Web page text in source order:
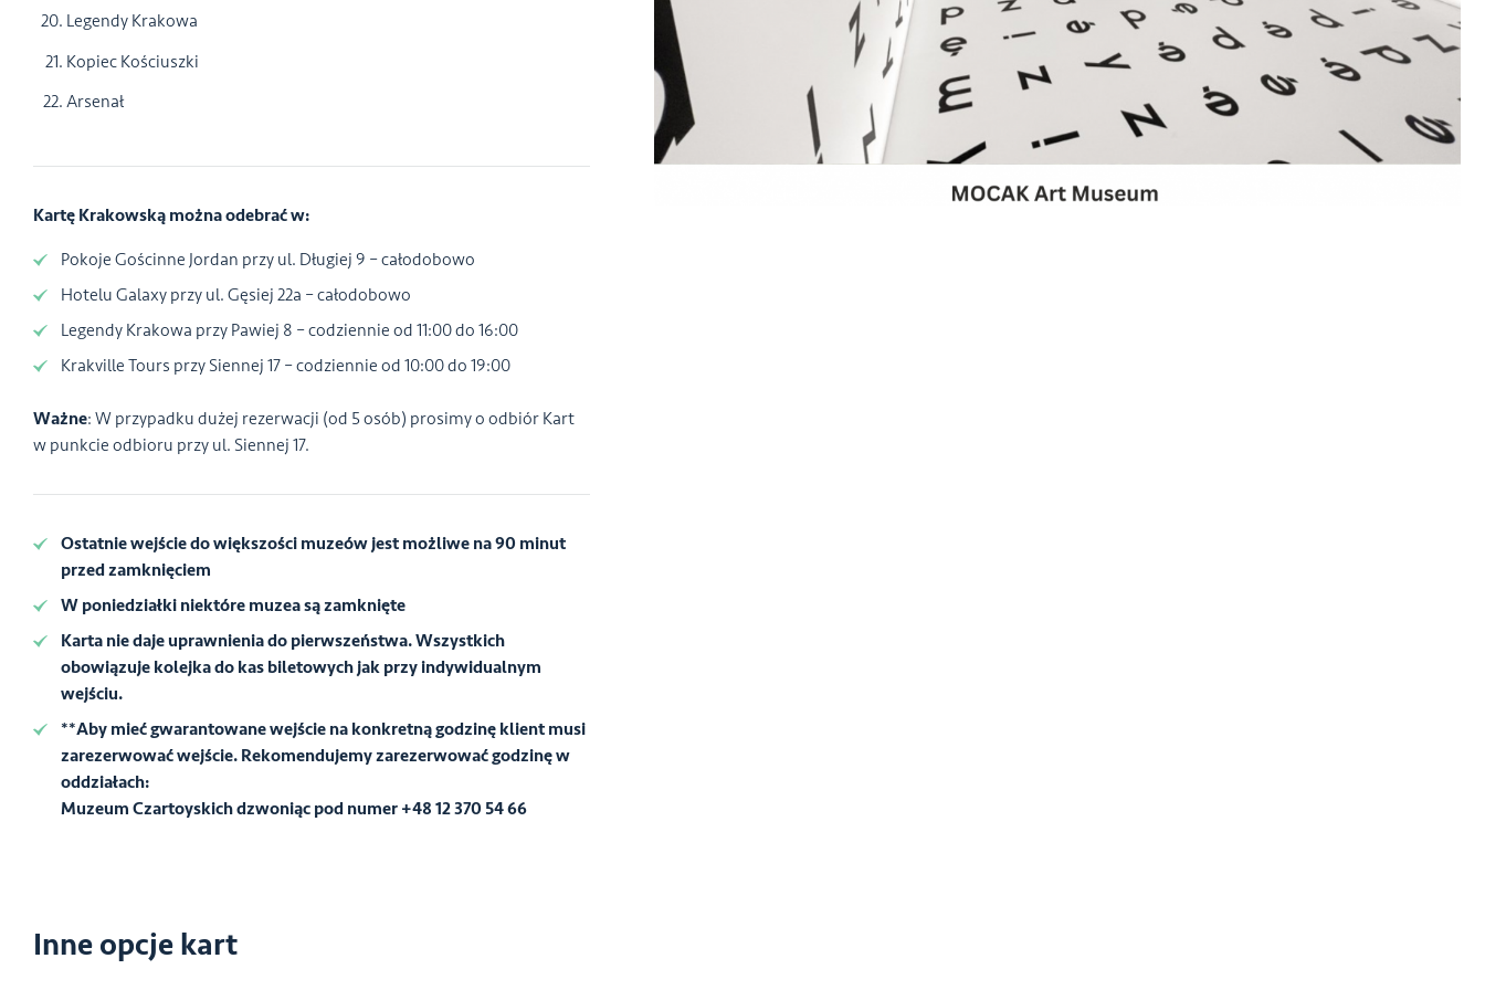
Legendy Krakowa
Kopiec Kościuszki
Arsenał
Kartę Krakowską można odebrać w:
Pokoje Gościnne Jordan przy ul. Długiej 9 – całodobowo
Hotelu Galaxy przy ul. Gęsiej 22a – całodobowo
Legendy Krakowa przy Pawiej 8 – codziennie od 11:00 do 16:00
Krakville Tours przy Siennej 17 – codziennie od 10:00 do 19:00
Ważne: W przypadku dużej rezerwacji (od 5 osób) prosimy o odbiór Kart
w punkcie odbioru przy ul. Siennej 17.
Ostatnie wejście do większości muzeów jest możliwe na 90 minut
przed zamknięciem
W poniedziałki niektóre muzea są zamknięte
Karta nie daje uprawnienia do pierwszeństwa. Wszystkich
obowiązuje kolejka do kas biletowych jak przy indywidualnym
wejściu.
**Aby mieć gwarantowane wejście na konkretną godzinę klient musi
zarezerwować wejście. Rekomendujemy zarezerwować godzinę w
oddziałach:
Muzeum Czartoyskichdzwoniąc pod numer +48 12 370 54 66
Inne opcje kart